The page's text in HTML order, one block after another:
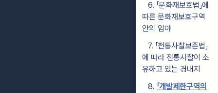
6. 「문화재보호법」에
따른 문화재보호구역
안의 임야
7. 「전통사찰보존법」
에 따라 전통사찰이 소
유하고 있는 경내지
8. 「개발제한구역의